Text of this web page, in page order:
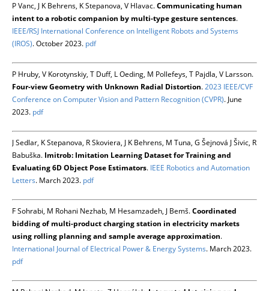
P Vanc, J K Behrens, K Stepanova, V Hlavac.Communicating human
intent to a robotic companion by multi-type gesture sentences.
IEEE/RSJ International Conference on Intelligent Robots and Systems
(IROS). October 2023. pdf
P Hruby, V Korotynskiy, T Duff, L Oeding, M Pollefeys, T Pajdla, V Larsson.
Four-view Geometry with Unknown Radial Distortion.2023 IEEE/CVF
Conference on Computer Vision and Pattern Recognition (CVPR). June
2023. pdf
J Sedlar, K Stepanova, R Skoviera, J K Behrens, M Tuna, G Šejnová J Šivic, R
Babuška. Imitrob: Imitation Learning Dataset for Training and
Evaluating 6D Object Pose Estimators. IEEE Robotics and Automation
Letters. March 2023. pdf
F Sohrabi, M Rohani Nezhab, M Hesamzadeh, J Bemš.Coordinated
bidding of multi-product charging station in electricity markets
using rolling planning and sample average approximation.
International Journal of Electrical Power & Energy Systems. March 2023.
pdf